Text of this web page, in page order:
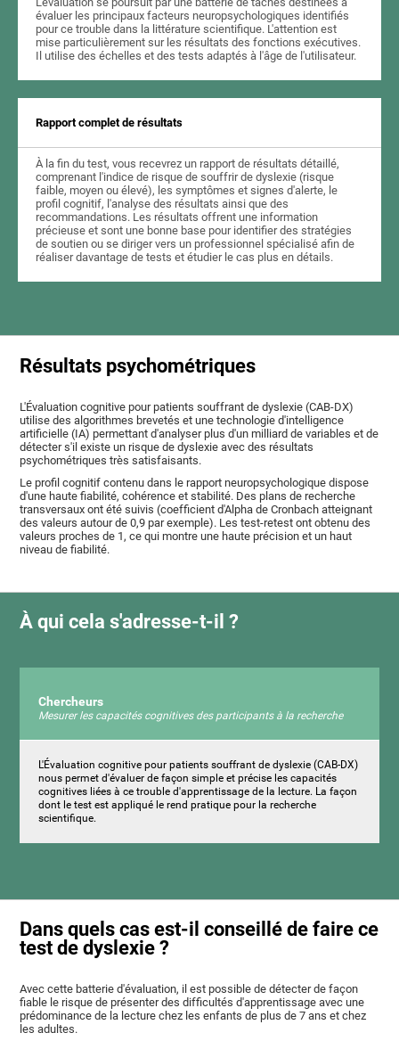
évaluer les principaux facteurs neuropsychologiques identifiés
pour ce trouble dans la littérature scientifique. L'attention est
mise particulièrement sur les résultats des fonctions exécutives.
Il utilise des échelles et des tests adaptés à l'âge de l'utilisateur.
Rapport complet de résultats
À la fin du test, vous recevrez un rapport de résultats détaillé,
comprenant l'indice de risque de souffrir de dyslexie (risque
faible, moyen ou élevé), les symptômes et signes d'alerte, le
profil cognitif, l'analyse des résultats ainsi que des
recommandations. Les résultats offrent une information
précieuse et sont une bonne base pour identifier des stratégies
de soutien ou se diriger vers un professionnel spécialisé afin de
réaliser davantage de tests et étudier le cas plus en détails.
Résultats psychométriques
L'Évaluation cognitive pour patients souffrant de dyslexie (CAB-DX)
utilise des algorithmes brevetés et une technologie d'intelligence
artificielle (IA) permettant d'analyser plus d'un milliard de variables et de
détecter s'il existe un risque de dyslexie avec des résultats
psychométriques très satisfaisants.
Le profil cognitif contenu dans le rapport neuropsychologique dispose
d'une haute fiabilité, cohérence et stabilité. Des plans de recherche
transversaux ont été suivis (coefficient d'Alpha de Cronbach atteignant
des valeurs autour de 0,9 par exemple). Les test-retest ont obtenu des
valeurs proches de 1, ce qui montre une haute précision et un haut
niveau de fiabilité.
À qui cela s'adresse-t-il ?
Chercheurs
Mesurer les capacités cognitives des participants à la recherche
L'Évaluation cognitive pour patients souffrant de dyslexie (CAB-DX)
nous permet d'évaluer de façon simple et précise les capacités
cognitives liées à ce trouble d'apprentissage de la lecture. La façon
dont le test est appliqué le rend pratique pour la recherche
scientifique.
Dans quels cas est-il conseillé de faire ce
test de dyslexie ?
Avec cette batterie d'évaluation, il est possible de détecter de façon
fiable le risque de présenter des difficultés d'apprentissage avec une
prédominance de la lecture chez les enfants de plus de 7 ans et chez
les adultes.